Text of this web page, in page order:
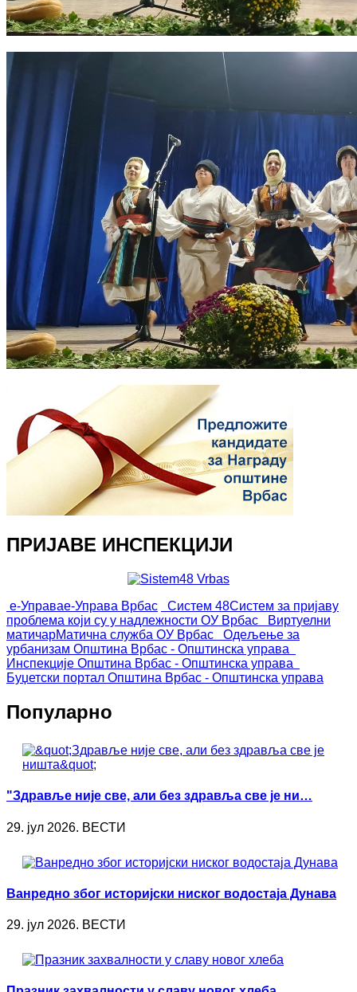
ПРИЈАВЕ ИНСПЕКЦИЈИ
е-Управае-Управа Врбас Систем 48Систем за пријаву
проблема који су у надлежности ОУ Врбас
Виртуелни
матичарМатична служба ОУ Врбас
Одељење за
урбанизам Општина Врбас - Општинска управа
Инспекције Општина Врбас - Општинска управа
Буџетски портал Општина Врбас - Општинска управа
Популарно
"Здравље није све, али без здравља све је ни…
29. јул 2026. ВЕСТИ
Ванредно због историјски ниског водостаја Дунава
29. јул 2026. ВЕСТИ